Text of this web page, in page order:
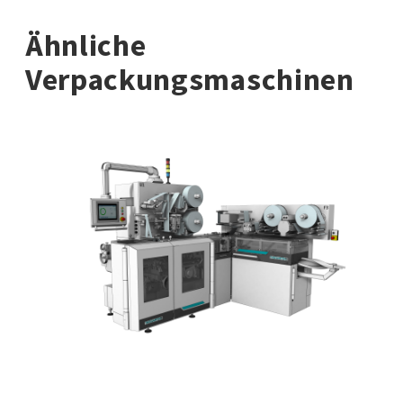
Ähnliche
Verpackungsmaschinen